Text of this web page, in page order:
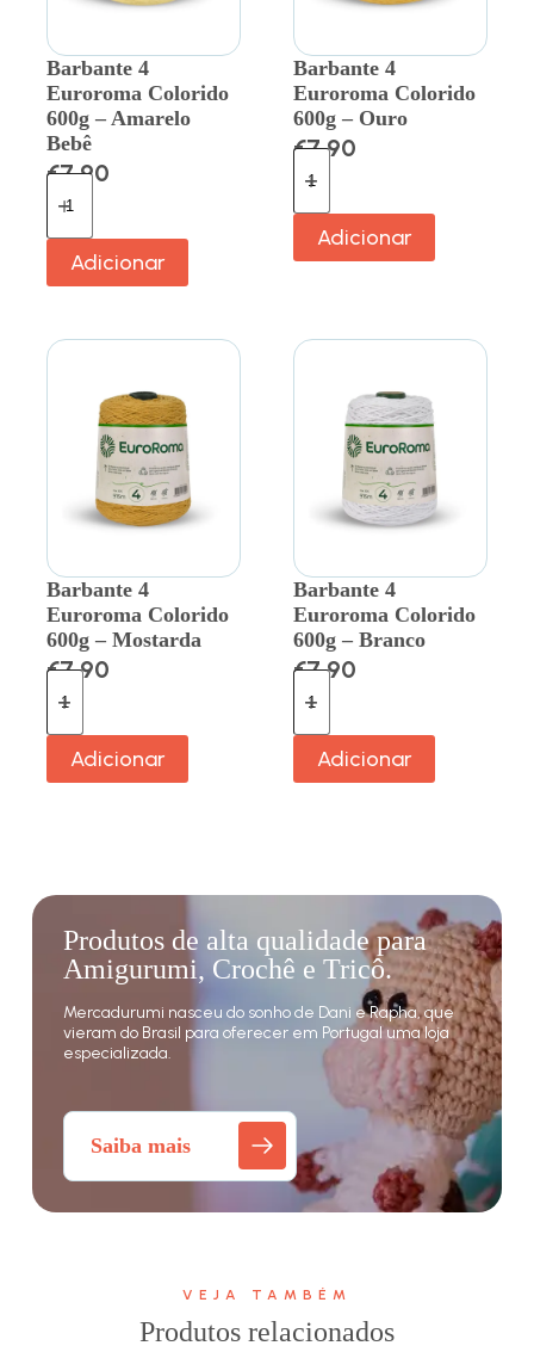
Barbante 4
Euroroma Colorido
600g – Amarelo
Bebê
€7.90
Adicionar
Barbante 4
Euroroma Colorido
600g – Ouro
€7.90
Adicionar
Barbante 4
Euroroma Colorido
600g – Mostarda
€7.90
Adicionar
Barbante 4
Euroroma Colorido
600g – Branco
€7.90
Adicionar
Produtos de alta qualidade para
Amigurumi, Crochê e Tricô.
Mercadurumi nasceu do sonho de Dani e Rapha, que
vieram do Brasil para oferecer em Portugal uma loja
especializada.
Saiba mais
VEJA TAMBÉM
Produtos relacionados